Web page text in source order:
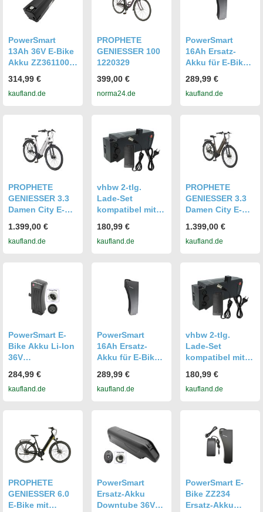
PowerSmart
13Ah 36V E-Bike
Akku ZZ3611004
Geniesser City E-
Bike 28"
314,99 €
kaufland.de
PROPHETE
GENIESSER 100
1220329
399,00 €
norma24.de
PowerSmart
16Ah Ersatz-
Akku für E-Bikes
Prophete
Geniesser EFC
289,99 €
kaufland.de
PROPHETE
GENIESSER 3.3
Damen City E-
Enovation
Mittelmotor
1.399,00 €
kaufland.de
vhbw 2-tlg.
Lade-Set
kompatibel mit
City Geniesser
e8.6 E-Bike -
180,99 €
kaufland.de
PROPHETE
GENIESSER 3.3
Damen City E-
Enovation
Mittelmotor
1.399,00 €
kaufland.de
PowerSmart E-
Bike Akku Li-Ion
36V
für Prophete
Geniesser e9000,
284,99 €
kaufland.de
PowerSmart
16Ah Ersatz-
Akku für E-Bikes
Geniesser
22.EMC.10
289,99 €
kaufland.de
vhbw 2-tlg.
Lade-Set
kompatibel mit
City Didi-Thurau-
Edt, Geniesser
Geniesser e8.3
E-Bike -
Ladegerät, Akku
180,99 €
kaufland.de
PROPHETE
GENIESSER 6.0
E-Bike mit
PowerSmart
Ersatz-Akku
Downtube 36V
PowerSmart E-
Bike ZZ234
Ersatz-Akku